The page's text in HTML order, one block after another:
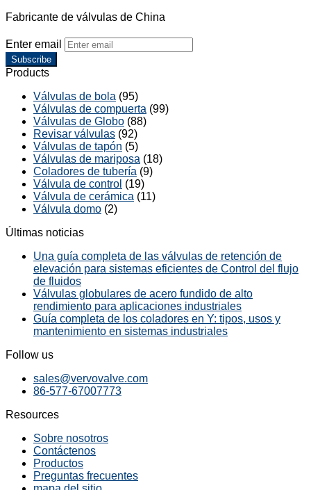
Fabricante de válvulas de China
Enter email
Subscribe
Products
Válvulas de bola (95)
Válvulas de compuerta (99)
Válvulas de Globo (88)
Revisar válvulas (92)
Válvulas de tapón (5)
Válvulas de mariposa (18)
Coladores de tubería (9)
Válvula de control (19)
Válvula de cerámica (11)
Válvula domo (2)
Últimas noticias
Una guía completa de las válvulas de retención de
elevación para sistemas eficientes de Control del flujo
de fluidos
Válvulas globulares de acero fundido de alto
rendimiento para aplicaciones industriales
Guía completa de los coladores en Y: tipos, usos y
mantenimiento en sistemas industriales
Follow us
sales@vervovalve.com
86-577-67007773
Resources
Sobre nosotros
Contáctenos
Productos
Preguntas frecuentes